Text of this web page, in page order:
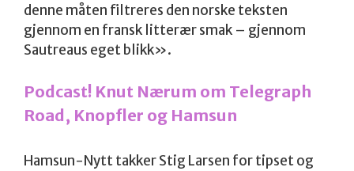
denne måten filtreres den norske teksten
gjennom en fransk litterær smak – gjennom
Sautreaus eget blikk».
Podcast! Knut Nærum om Telegraph
Road, Knopfler og Hamsun
Hamsun-Nytt takker Stig Larsen for tipset og